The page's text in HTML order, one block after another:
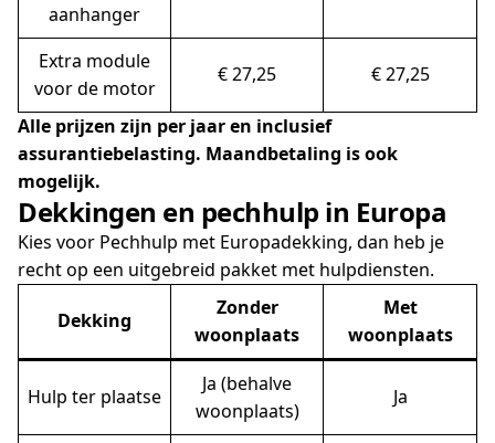
aanhanger
Extra module
voor de motor
€ 27,25 € 27,25
Alle prijzen zijn per jaar en inclusief
assurantiebelasting. Maandbetaling is ook
mogelijk.
Dekkingen en pechhulp in Europa
Kies voor Pechhulp met Europadekking, dan heb je
recht op een uitgebreid pakket met hulpdiensten.
Dekking
Zonder
woonplaats
Met
woonplaats
Hulp ter plaatse
Ja (behalve
woonplaats)
Ja